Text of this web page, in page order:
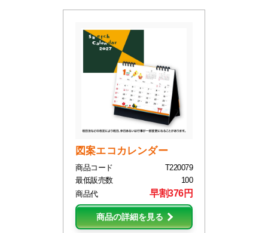
図案エコカレンダー
商品コード
T220079
最低販売数
100
商品代
早割376円
商品の詳細を見る